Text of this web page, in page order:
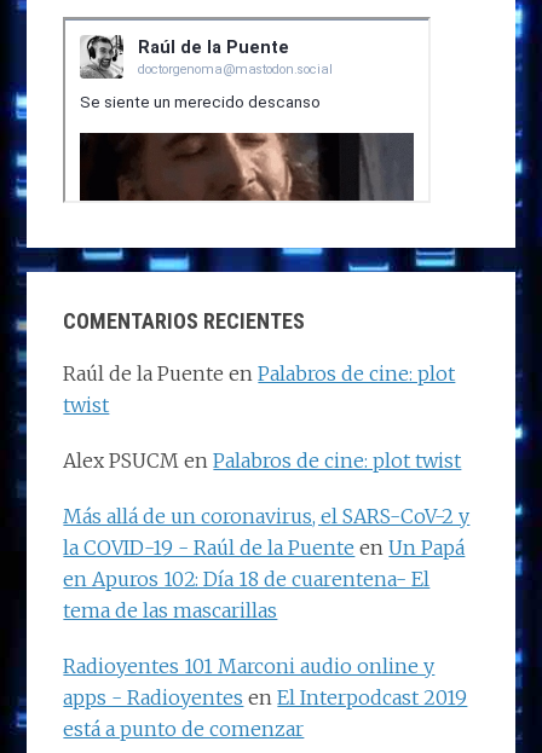
COMENTARIOS RECIENTES
Raúl de la Puente enPalabros de cine: plot
twist
Alex PSUCM enPalabros de cine: plot twist
Más allá de un coronavirus, el SARS-CoV-2 y
la COVID-19 - Raúl de la Puente enUn Papá
en Apuros 102: Día 18 de cuarentena- El
tema de las mascarillas
Radioyentes 101 Marconi audio online y
apps - Radioyentes enEl Interpodcast 2019
está a punto de comenzar